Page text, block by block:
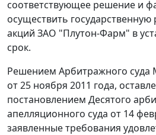
соответствующее решение и
осуществить
акций ЗАО "Плутон-Фарм" в
срок.
Решением Арбитражного суда
от 25 ноября 2011 года,
постановлением Десятого
апелляционного суда от 14
заявленные требования